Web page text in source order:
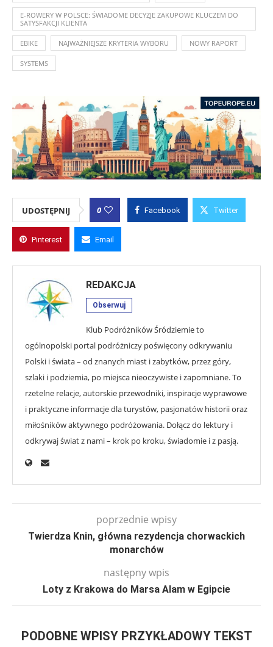
E-ROWERY W POLSCE: ŚWIADOME DECYZJE ZAKUPOWE KLUCZEM DO
SATYSFAKCJI KLIENTA
EBIKE NAJWAŻNIEJSZE KRYTERIA WYBORU NOWY RAPORT
SYSTEMS
UDOSTĘPNIJ 0 Facebook Twitter
Pinterest Email
REDAKCJA
Obserwuj
Klub Podróżników Śródziemie to
ogólnopolski portal podróżniczy poświęcony odkrywaniu
Polski i świata – od znanych miast i zabytków, przez góry,
szlaki i podziemia, po miejsca nieoczywiste i zapomniane. To
rzetelne relacje, autorskie przewodniki, inspiracje wyprawowe
i praktyczne informacje dla turystów, pasjonatów historii oraz
miłośników aktywnego podróżowania. Dołącz do lektury i
odkrywaj świat z nami – krok po kroku, świadomie i z pasją.
poprzednie wpisy
Twierdza Knin, główna rezydencja chorwackich
monarchów
następny wpis
Loty z Krakowa do Marsa Alam w Egipcie
PODOBNE WPISY PRZYKŁADOWY TEKST